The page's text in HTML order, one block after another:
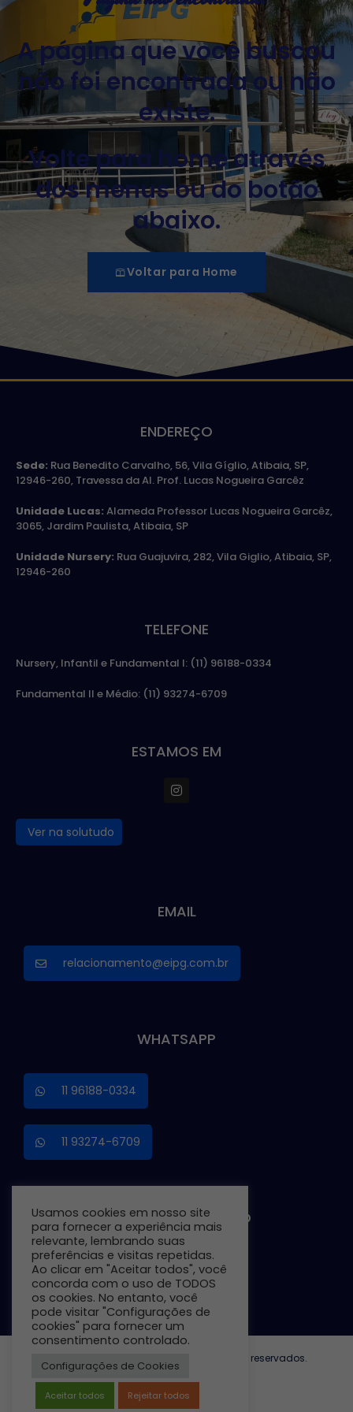
A página que você buscou
não foi encontrada ou não
existe.
Volte para home através
dos menus ou do botão
abaixo.
Voltar para Home
ENDEREÇO
Sede: Rua Benedito Carvalho, 56, Vila Gíglio, Atibaia, SP,
12946-260, Travessa da Al. Prof. Lucas Nogueira Garcêz
Unidade Lucas: Alameda Professor Lucas Nogueira Garcêz,
3065, Jardim Paulista, Atibaia, SP
Unidade Nursery: Rua Guajuvira, 282, Vila Giglio, Atibaia, SP,
12946-260
TELEFONE
Nursery, Infantil e Fundamental I: (11) 96188-0334
Fundamental II e Médio: (11) 93274-6709
ESTAMOS EM
Ver na solutudo
EMAIL
relacionamento@eipg.com.br
WHATSAPP
11 96188-0334
11 93274-6709
TRABALHE CONOSCO
Preencha o Formulário
© Copyright 2026 - EIPG. Todos os direitos reservados.
Usamos cookies em nosso site
para fornecer a experiência mais
relevante, lembrando suas
preferências e visitas repetidas.
Ao clicar em "Aceitar todos", você
concorda com o uso de TODOS
os cookies. No entanto, você
pode visitar "Configurações de
cookies" para fornecer um
consentimento controlado.
Configurações de Cookies
Aceitar todos Rejeitar todos